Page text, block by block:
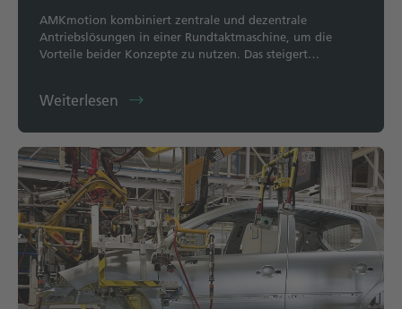
AMKmotion kombiniert zentrale und dezentrale
Antriebslösungen in einer Rundtaktmaschine, um die
Vorteile beider Konzepte zu nutzen. Das steigert…
Weiterlesen